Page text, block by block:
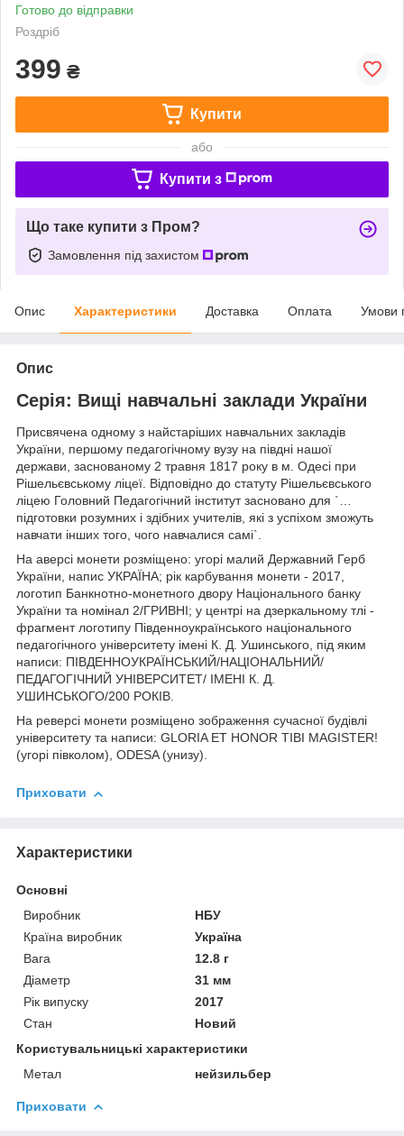
Готово до відправки
Роздріб
399 ₴
Купити
або
Купити з
Що таке купити з Пром?
Замовлення під захистом
Опис Характеристики Доставка Оплата Умови
Опис
Серія: Вищі навчальні заклади України
Присвячена одному з найстаріших навчальних закладів
України, першому педагогічному вузу на півдні нашої
держави, заснованому 2 травня 1817 року в м. Одесі при
Рішельєвському ліцеї. Відповідно до статуту Рішельєвського
ліцею Головний Педагогічний інститут засновано для `…
підготовки розумних і здібних учителів, які з успіхом зможуть
навчати інших того, чого навчалися самі`.
На аверсі монети розміщено: угорі малий Державний Герб
України, напис УКРАЇНА; рік карбування монети - 2017,
логотип Банкнотно-монетного двору Національного банку
України та номінал 2/ГРИВНІ; у центрі на дзеркальному тлі -
фрагмент логотипу Південноукраїнського національного
педагогічного університету імені К. Д. Ушинського, під яким
написи: ПІВДЕННОУКРАЇНСЬКИЙ/НАЦІОНАЛЬНИЙ/
ПЕДАГОГІЧНИЙ УНІВЕРСИТЕТ/ ІМЕНІ К. Д.
УШИНСЬКОГО/200 РОКІВ.
На реверсі монети розміщено зображення сучасної будівлі
університету та написи: GLORIA ET HONOR TIBI MAGISTER!
(угорі півколом), ODESA (унизу).
Приховати
Характеристики
Основні
Виробник
НБУ
Країна виробник
Україна
Вага
12.8 г
Діаметр
31 мм
Рік випуску
2017
Стан
Новий
Користувальницькі характеристики
Метал
нейзильбер
Приховати